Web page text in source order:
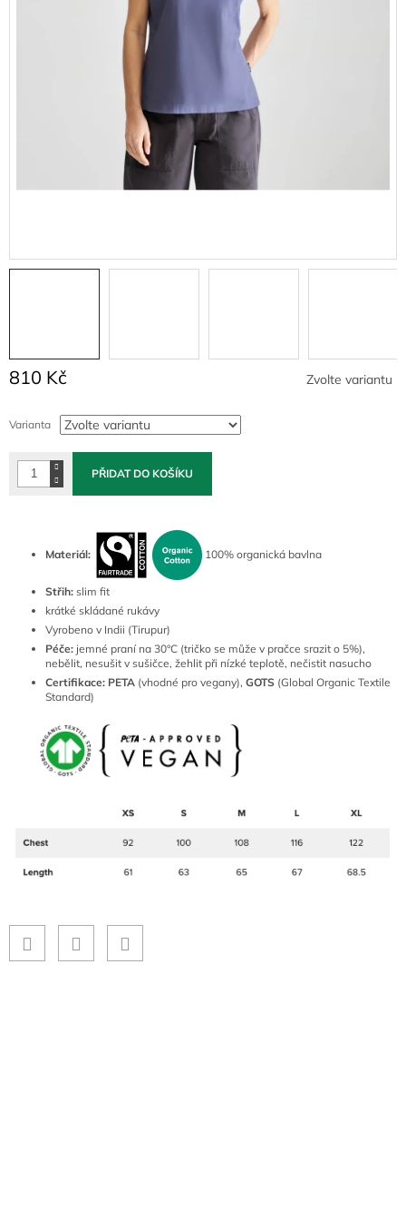
810 Kč
cena:
Zvolte variantu
Varianta
PŘIDAT DO KOŠÍKU
Materiál: 100% organická bavlna
Střih: slim fit
krátké skládané rukávy
Vyrobeno v Indii (Tirupur)
Péče: jemné praní na 30°C (tričko se může v pračce srazit o 5%),
nebělit, nesušit v sušičce, žehlit při nízké teplotě, nečistit nasucho
Certifikace: PETA (vhodné pro vegany), GOTS (Global Organic Textile
Standard)